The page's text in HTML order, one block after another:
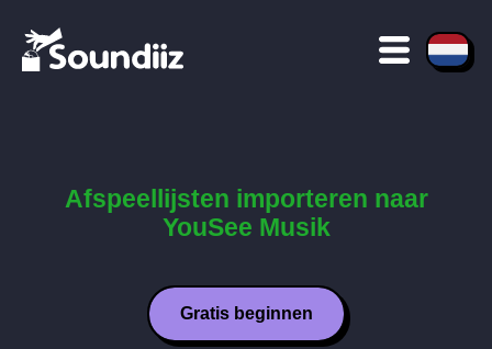
Afspeellijsten importeren naar
YouSee Musik
Gratis beginnen